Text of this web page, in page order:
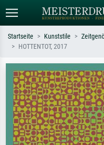
Suchen Sie nach Künstlern, Werktiteln
oder Stilen – z.B. Monet,
Sternennacht, Impressionismus, Welle
Hokusai, Akt.
Startseite Kunststile
HOTTENTOT, 2017